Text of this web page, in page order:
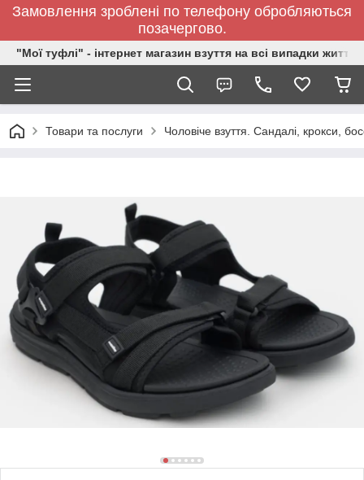
Замовлення зроблені по телефону обробляються
позачергово.
"Мої туфлі" - інтернет магазин взуття на всі випадки життя.
Товари та послуги Чоловіче взуття. Сандалі, крокси,